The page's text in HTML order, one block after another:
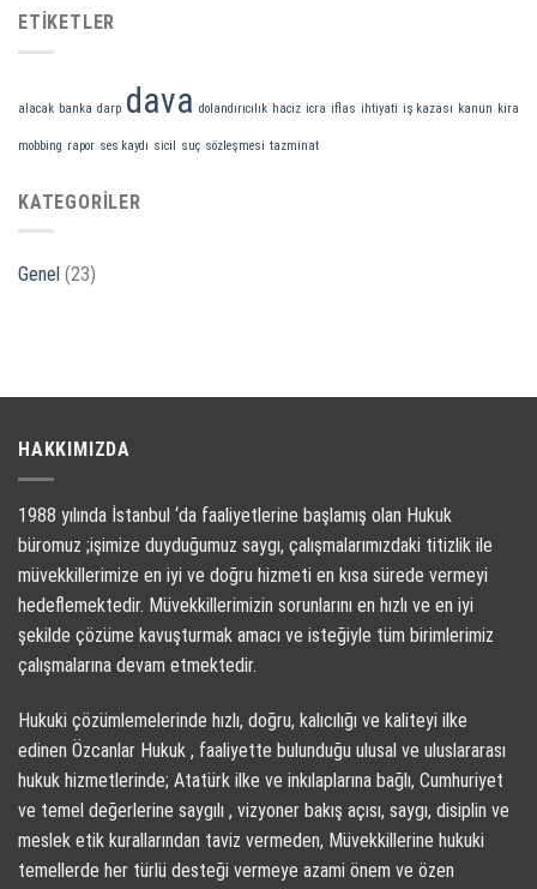
Haksız
ETIKETLER
alacak banka darp dava dolandırıcılık haciz icra iflas ihtiyati iş kazası kanun kira
mobbing rapor ses kaydı sicil suç sözleşmesi tazminat
KATEGORILER
Genel (23)
HAKKIMIZDA
1988 yılında İstanbul ‘da faaliyetlerine başlamış olan Hukuk
büromuz ;işimize duyduğumuz saygı, çalışmalarımızdaki titizlik ile
müvekkillerimize en iyi ve doğru hizmeti en kısa sürede vermeyi
hedeflemektedir. Müvekkillerimizin sorunlarını en hızlı ve en iyi
şekilde çözüme kavuşturmak amacı ve isteğiyle tüm birimlerimiz
çalışmalarına devam etmektedir.
Hukuki çözümlemelerinde hızlı, doğru, kalıcılığı ve kaliteyi ilke
edinen Özcanlar Hukuk , faaliyette bulunduğu ulusal ve uluslararası
hukuk hizmetlerinde; Atatürk ilke ve inkılaplarına bağlı, Cumhuriyet
ve temel değerlerine saygılı , vizyoner bakış açısı, saygı, disiplin ve
meslek etik kurallarından taviz vermeden, Müvekkillerine hukuki
temellerde her türlü desteği vermeye azami önem ve özen